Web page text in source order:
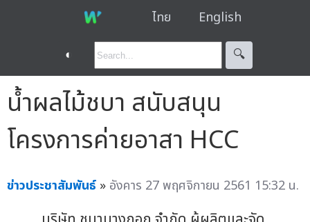
ไทย English
◐ 🔍︎
น้ำผลไม้ชบา สนับสนุน
โครงการค่ายอาสา HCC
ข่าวประชาสัมพันธ์ » อังคาร 27 พฤศจิกายน 2561 15:32 น.